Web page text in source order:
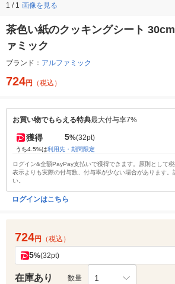
1 / 1 画像を見る
茶色い紙のクッキングシート
ァミック
ブランド： アルファミック
724円 （税込）
お買い物でもらえる特典最大付与率7%
獲得 5%(32pt)
うち4.5%は利用先・期間限定
ログイン&全額PayPay支払いで獲得できます。原則として税
表示よりも実際の付与数、付与率が少ない場合があります。
い。
ログインはこちら
724円 （税込）
5%(32pt)
在庫あり 数量 1